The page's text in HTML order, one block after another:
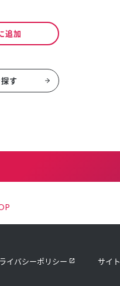
追加
す
イバシーポリシー サイ